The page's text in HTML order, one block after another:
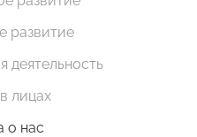
развитие
деятельность
лицах
о нас